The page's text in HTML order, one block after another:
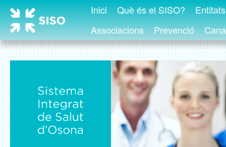
Inici Què és el SISO?
Associacions
Prevenció